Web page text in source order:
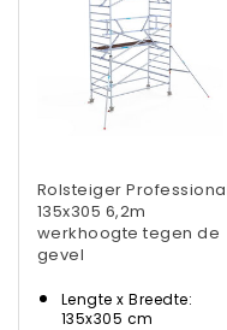
Rolsteiger
135x305 6,2m
werkhoogte tegen de
gevel
Lengte x Breedte:
135x305 cm